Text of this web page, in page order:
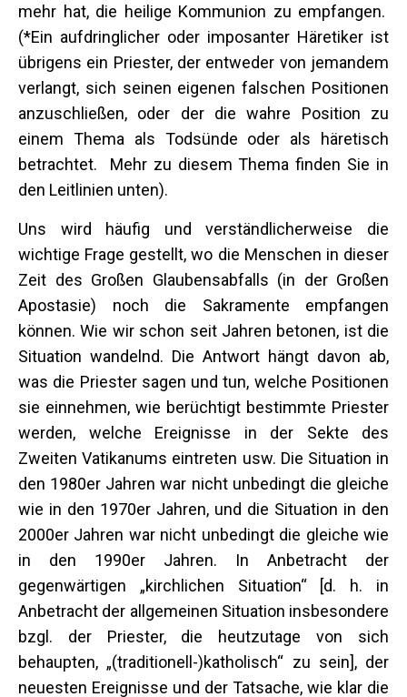
mehr hat, die heilige Kommunion zu empfangen.
(*Ein aufdringlicher oder imposanter Häretiker ist
übrigens ein Priester, der entweder von jemandem
verlangt, sich seinen eigenen falschen Positionen
anzuschließen, oder der die wahre Position zu
einem Thema als Todsünde oder als häretisch
betrachtet. Mehr zu diesem Thema finden Sie in
den Leitlinien unten).
Uns wird häufig und verständlicherweise die
wichtige Frage gestellt, wo die Menschen in dieser
Zeit des Großen Glaubensabfalls (in der Großen
Apostasie) noch die Sakramente empfangen
können. Wie wir schon seit Jahren betonen, ist die
Situation wandelnd. Die Antwort hängt davon ab,
was die Priester sagen und tun, welche Positionen
sie einnehmen, wie berüchtigt bestimmte Priester
werden, welche Ereignisse in der Sekte des
Zweiten Vatikanums eintreten usw. Die Situation in
den 1980er Jahren war nicht unbedingt die gleiche
wie in den 1970er Jahren, und die Situation in den
2000er Jahren war nicht unbedingt die gleiche wie
in den 1990er Jahren. In Anbetracht der
gegenwärtigen „kirchlichen Situation“ [d. h. in
Anbetracht der allgemeinen Situation insbesondere
bzgl. der Priester, die heutzutage von sich
behaupten, „(traditionell-)katholisch“ zu sein], der
neuesten Ereignisse und der Tatsache, wie klar die